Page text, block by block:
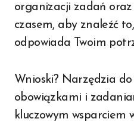
organizacji zadań
czasem, aby znaleźć
odpowiada Twoim
Wnioski? Narzędzia
obowiązkami i
kluczowym wsparciem